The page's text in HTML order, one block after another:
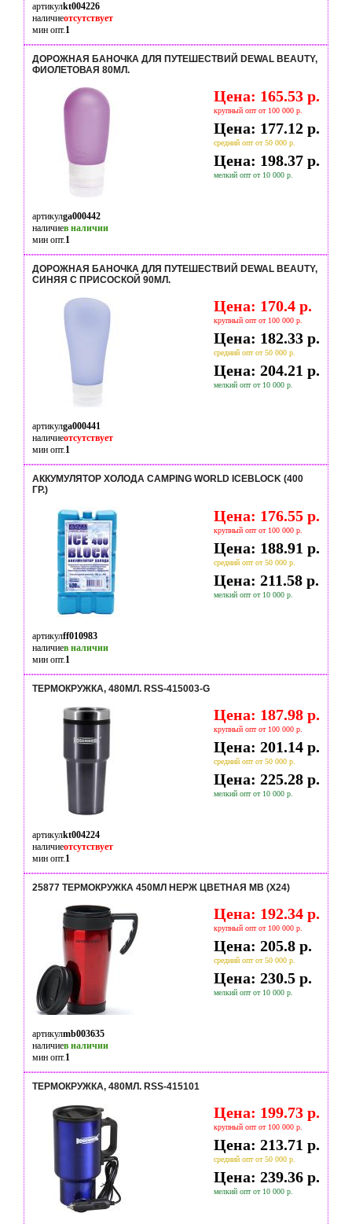
артикулkt004226
наличиеотсутствует
мин опт.1
ДОРОЖНАЯ БАНОЧКА ДЛЯ ПУТЕШЕСТВИЙ DEWAL BEAUTY,
ФИОЛЕТОВАЯ 80МЛ.
Цена: 165.53 р.
крупный опт от 100 000 р.
Цена: 177.12 р.
средний опт от 50 000 р.
Цена: 198.37 р.
мелкий опт от 10 000 р.
артикулga000442
наличиев наличии
мин опт.1
ДОРОЖНАЯ БАНОЧКА ДЛЯ ПУТЕШЕСТВИЙ DEWAL BEAUTY,
СИНЯЯ С ПРИСОСКОЙ 90МЛ.
Цена: 170.4 р.
крупный опт от 100 000 р.
Цена: 182.33 р.
средний опт от 50 000 р.
Цена: 204.21 р.
мелкий опт от 10 000 р.
артикулga000441
наличиеотсутствует
мин опт.1
АККУМУЛЯТОР ХОЛОДА CAMPING WORLD ICEBLOCK (400
ГР.)
Цена: 176.55 р.
крупный опт от 100 000 р.
Цена: 188.91 р.
средний опт от 50 000 р.
Цена: 211.58 р.
мелкий опт от 10 000 р.
артикулff010983
наличиев наличии
мин опт.1
ТЕРМОКРУЖКА, 480МЛ. RSS-415003-G
Цена: 187.98 р.
крупный опт от 100 000 р.
Цена: 201.14 р.
средний опт от 50 000 р.
Цена: 225.28 р.
мелкий опт от 10 000 р.
артикулkt004224
наличиеотсутствует
мин опт.1
25877 ТЕРМОКРУЖКА 450МЛ НЕРЖ ЦВЕТНАЯ МВ (Х24)
Цена: 192.34 р.
крупный опт от 100 000 р.
Цена: 205.8 р.
средний опт от 50 000 р.
Цена: 230.5 р.
мелкий опт от 10 000 р.
артикулmb003635
наличиев наличии
мин опт.1
ТЕРМОКРУЖКА, 480МЛ. RSS-415101
Цена: 199.73 р.
крупный опт от 100 000 р.
Цена: 213.71 р.
средний опт от 50 000 р.
Цена: 239.36 р.
мелкий опт от 10 000 р.